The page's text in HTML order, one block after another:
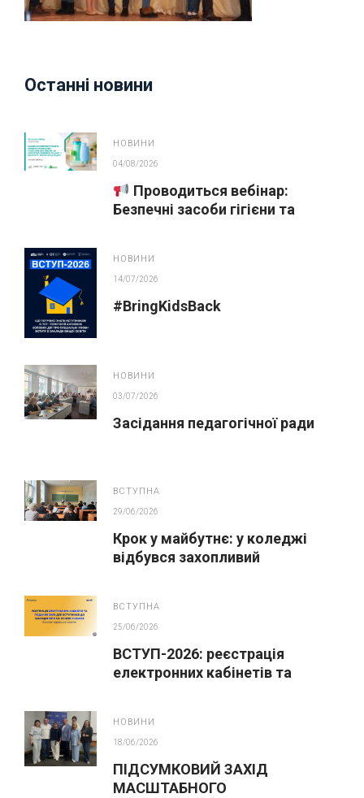
Останні новини
НОВИНИ
04/08/2026
Проводиться вебінар:
Безпечні засоби гігієни та
НОВИНИ
14/07/2026
#BringKidsBack
НОВИНИ
03/07/2026
Засідання педагогічної ради
ВСТУПНА
29/06/2026
Крок у майбутнє: у коледжі
відбувся захопливий
ВСТУПНА
25/06/2026
ВСТУП-2026: реєстрація
електронних кабінетів та
НОВИНИ
18/06/2026
ПІДСУМКОВИЙ ЗАХІД
МАСШТАБНОГО